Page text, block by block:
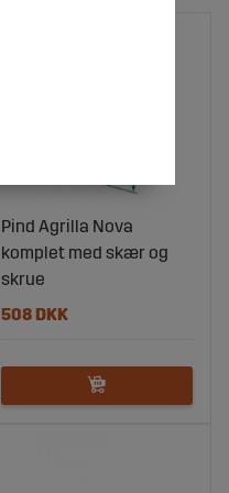
Pind Agrilla Nova
komplet med skær og
skrue
508 DKK